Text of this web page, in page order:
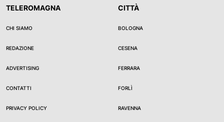
TELEROMAGNA
CHI SIAMO
REDAZIONE
ADVERTISING
CONTATTI
PRIVACY POLICY
CITTÀ
BOLOGNA
CESENA
FERRARA
FORLÌ
RAVENNA